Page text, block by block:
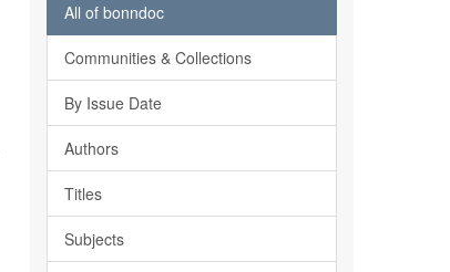
All of bonndoc
Communities & Collections
By Issue Date
Authors
Titles
Subjects